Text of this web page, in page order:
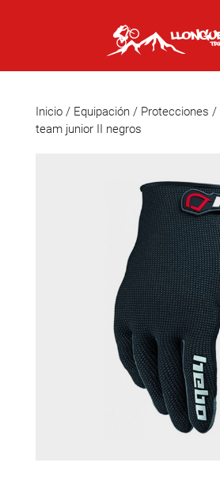
Inicio / Equipación / Protecciones /
team junior II negros